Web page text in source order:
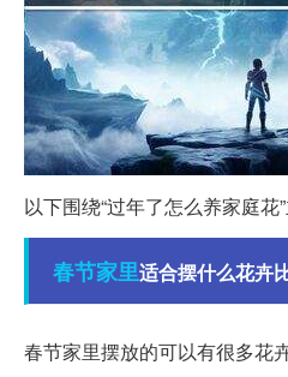
以下围绕“过年了怎么养家庭
春节家里适合摆什么花卉
春节家里摆放的可以有很多花